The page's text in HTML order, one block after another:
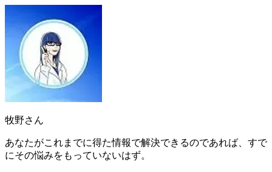
牧野さん
あなたがこれまでに得た情報で解決できるのであれば、すで
にその悩みをもっていないはず。